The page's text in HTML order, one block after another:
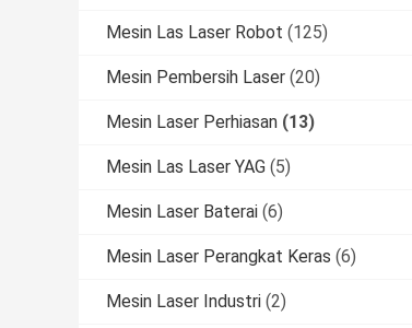
Mesin Las Laser Robot (125)
Mesin Pembersih Laser (20)
Mesin Laser Perhiasan (13)
Mesin Las Laser YAG (5)
Mesin Laser Baterai (6)
Mesin Laser Perangkat Keras (6)
Mesin Laser Industri (2)